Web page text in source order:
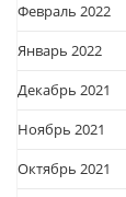
Февраль 2022
Январь 2022
Декабрь 2021
Ноябрь 2021
Октябрь 2021